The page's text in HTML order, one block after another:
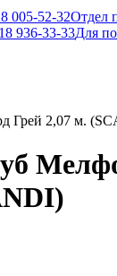
005-52-32Отдел
936-33-33Для
Грей 2,07 м.